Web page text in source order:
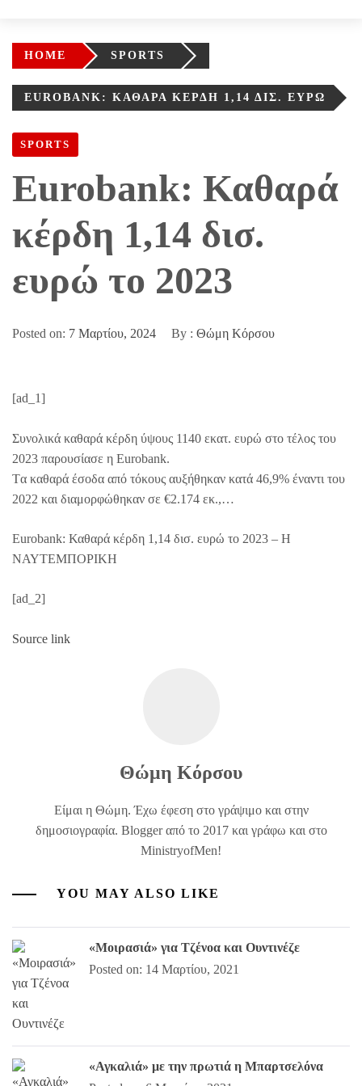
HOME SPORTS
EUROBANK: ΚΑΘΑΡΆ ΚΈΡΔΗ 1,14 ΔΙΣ. ΕΥΡΏ
SPORTS
Eurobank: Καθαρά
κέρδη 1,14 δισ.
ευρώ το 2023
Posted on: 7 Μαρτίου, 2024 By : Θώμη Κόρσου
[ad_1]
Συνολικά καθαρά κέρδη ύψους 1140 εκατ. ευρώ στο τέλος του
2023 παρουσίασε η Eurobank.
Tα καθαρά έσοδα από τόκους αυξήθηκαν κατά 46,9% έναντι του
2022 και διαμορφώθηκαν σε €2.174 εκ.,…
Eurobank: Καθαρά κέρδη 1,14 δισ. ευρώ το 2023 – Η
ΝΑΥΤΕΜΠΟΡΙΚΗ
[ad_2]
Source link
Θώμη Κόρσου
Είμαι η Θώμη. Έχω έφεση στο γράψιμο και στην
δημοσιογραφία. Blogger από το 2017 και γράφω και στο
MinistryofMen!
YOU MAY ALSO LIKE
«Μοιρασιά» για Τζένοα και Ουντινέζε
Posted on: 14 Μαρτίου, 2021
«Αγκαλιά» με την πρωτιά η Μπαρτσελόνα